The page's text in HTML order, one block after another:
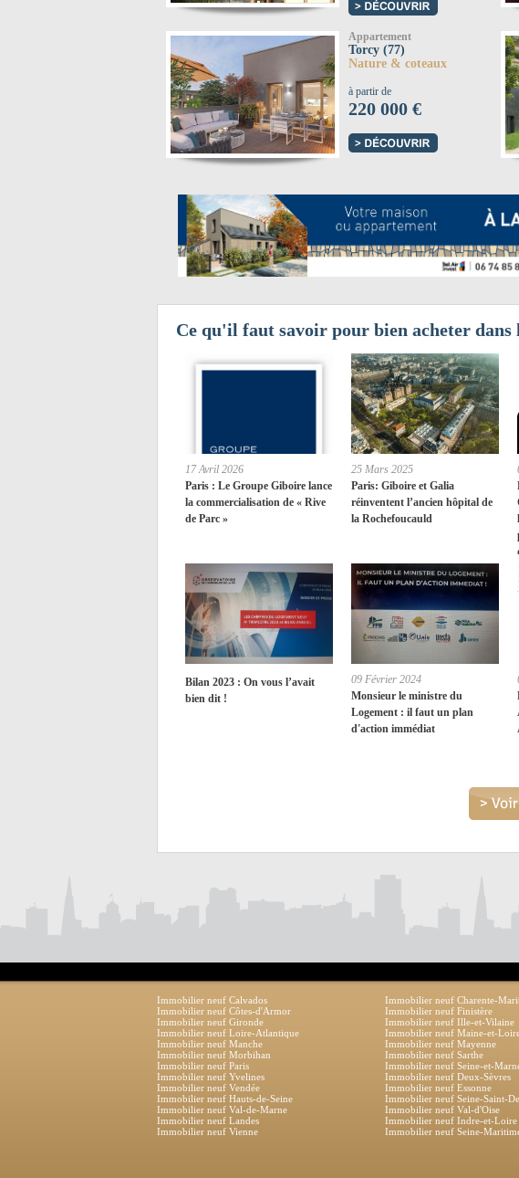
Appartement
Torcy (77)
Nature & coteaux
à partir de
220 000 €
Ce qu'il faut savoir pour bien acheter dans
17 Avril 2026
Paris : Le Groupe Giboire lance
la commercialisation de « Rive
de Parc »
25 Mars 2025
Paris: Giboire et Galia
réinventent l’ancien hôpital de
la Rochefoucauld
Bilan 2023 : On vous l’avait
bien dit !
09 Février 2024
Monsieur le ministre du
Logement : il faut un plan
d'action immédiat
Immobilier neuf Calvados
Immobilier neuf Charente-
Immobilier neuf Côtes-d'Armor
Immobilier neuf Finistère
Immobilier neuf Gironde
Immobilier neuf Ille-et-Vilaine
Immobilier neuf Loire-Atlantique
Immobilier neuf Maine-et-
Immobilier neuf Manche
Immobilier neuf Mayenne
Immobilier neuf Morbihan
Immobilier neuf Sarthe
Immobilier neuf Paris
Immobilier neuf Seine-et-
Immobilier neuf Yvelines
Immobilier neuf Deux-Sèvres
Immobilier neuf Vendée
Immobilier neuf Essonne
Immobilier neuf Hauts-de-Seine
Immobilier neuf Seine-Saint-
Immobilier neuf Val-de-Marne
Immobilier neuf Val-d'Oise
Immobilier neuf Landes
Immobilier neuf Indre-et-Loire
Immobilier neuf Vienne
Immobilier neuf Seine-